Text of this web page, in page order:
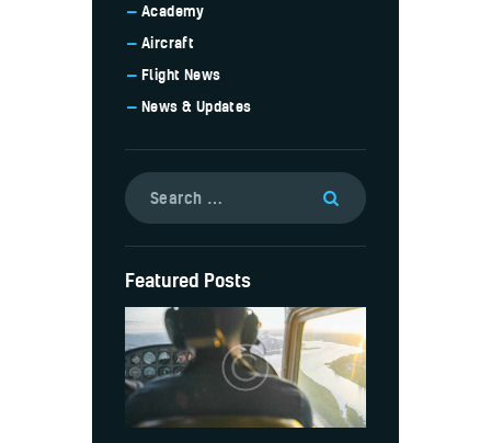
Academy
Aircraft
Flight News
News & Updates
Featured Posts